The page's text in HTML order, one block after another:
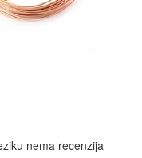
nema recenzija